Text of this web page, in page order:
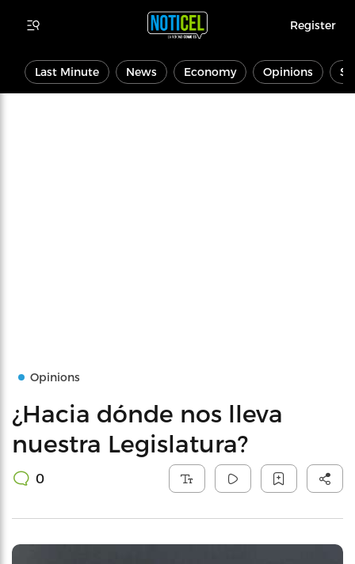
Register
Last Minute News Economy Opinions
Opinions
¿Hacia dónde nos lleva
nuestra Legislatura?
0